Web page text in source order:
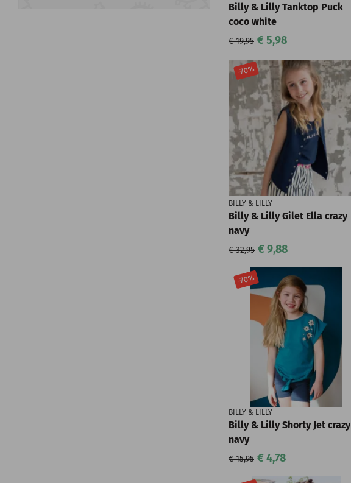
Billy & Lilly Tanktop Puck
coco white
€ 19,95 € 5,98
-70%
BILLY & LILLY
Billy & Lilly Gilet Ella crazy
navy
€ 32,95 € 9,88
-70%
BILLY & LILLY
Billy & Lilly Shorty Jet crazy
navy
€ 15,95 € 4,78